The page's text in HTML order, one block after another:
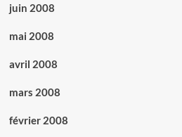
juin 2008
mai 2008
avril 2008
mars 2008
février 2008